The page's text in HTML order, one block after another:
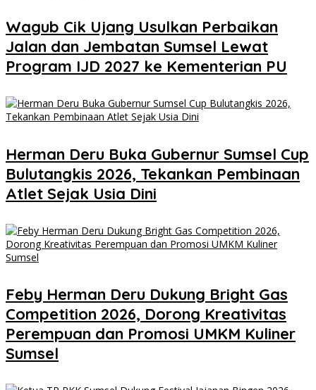
Wagub Cik Ujang Usulkan Perbaikan
Jalan dan Jembatan Sumsel Lewat
Program IJD 2027 ke Kementerian PU
Herman Deru Buka Gubernur Sumsel Cup
Bulutangkis 2026, Tekankan Pembinaan
Atlet Sejak Usia Dini
Feby Herman Deru Dukung Bright Gas
Competition 2026, Dorong Kreativitas
Perempuan dan Promosi UMKM Kuliner
Sumsel